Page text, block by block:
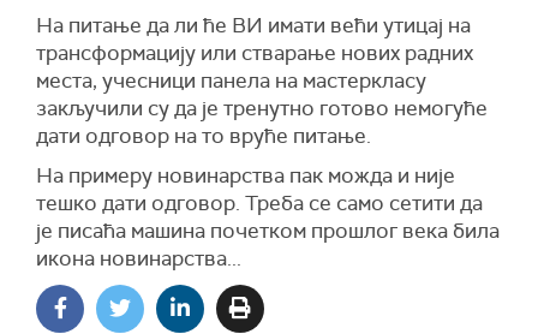
На питање да ли ће ВИ имати већи утицај на
трансформацију или стварање нових радних
места, учесници панела на мастеркласу
закључили су да је тренутно готово немогуће
дати одговор на то вруће питање.
На примеру новинарства пак можда и није
тешко дати одговор. Треба се само сетити да
је писаћа машина почетком прошлог века била
икона новинарства...